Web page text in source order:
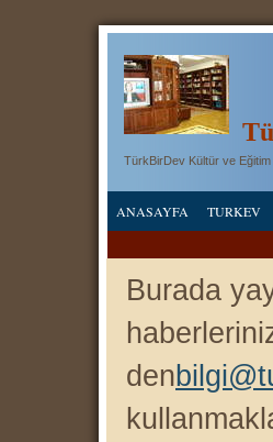
Tü
TürkBirDev Kültür ve
ANASAYFA TURKEV
Burada
den